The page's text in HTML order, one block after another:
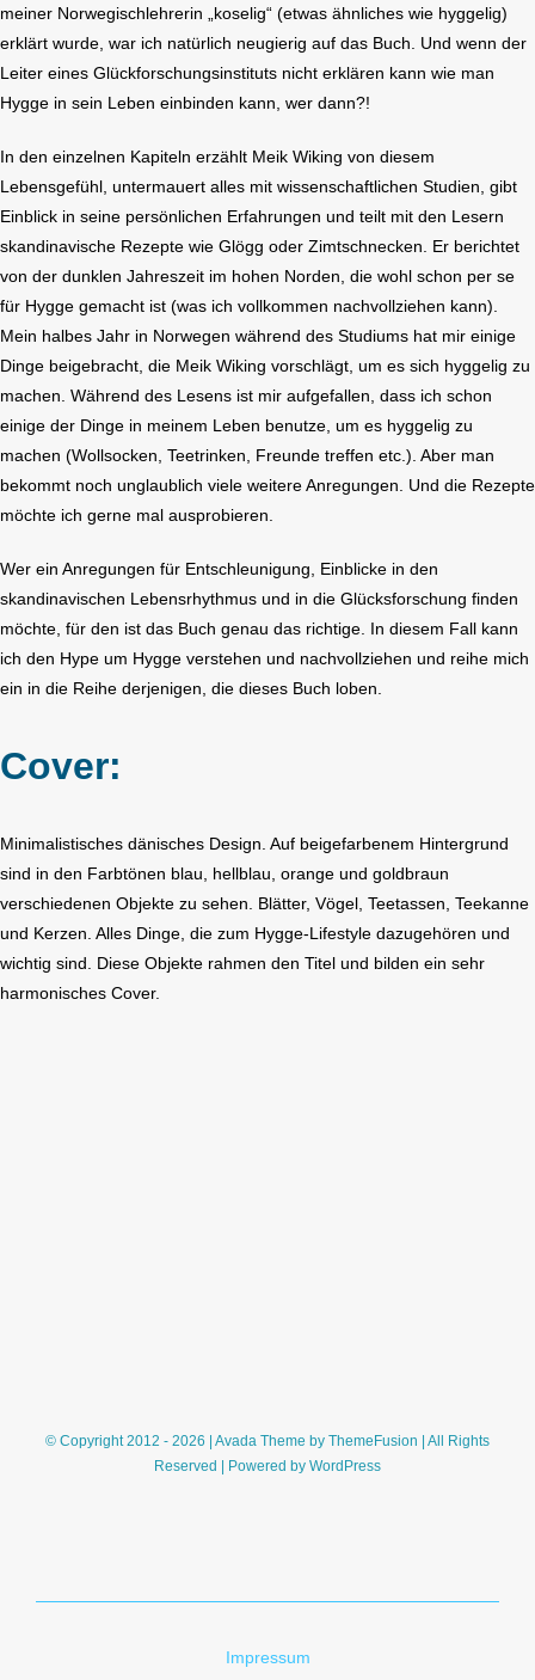
meiner Norwegischlehrerin „koselig“ (etwas ähnliches wie hyggelig)
erklärt wurde, war ich natürlich neugierig auf das Buch. Und wenn der
Leiter eines Glückforschungsinstituts nicht erklären kann wie man
Hygge in sein Leben einbinden kann, wer dann?!
In den einzelnen Kapiteln erzählt Meik Wiking von diesem
Lebensgefühl, untermauert alles mit wissenschaftlichen Studien, gibt
Einblick in seine persönlichen Erfahrungen und teilt mit den Lesern
skandinavische Rezepte wie Glögg oder Zimtschnecken. Er berichtet
von der dunklen Jahreszeit im hohen Norden, die wohl schon per se
für Hygge gemacht ist (was ich vollkommen nachvollziehen kann).
Mein halbes Jahr in Norwegen während des Studiums hat mir einige
Dinge beigebracht, die Meik Wiking vorschlägt, um es sich hyggelig zu
machen. Während des Lesens ist mir aufgefallen, dass ich schon
einige der Dinge in meinem Leben benutze, um es hyggelig zu
machen (Wollsocken, Teetrinken, Freunde treffen etc.). Aber man
bekommt noch unglaublich viele weitere Anregungen. Und die Rezepte
möchte ich gerne mal ausprobieren.
Wer ein Anregungen für Entschleunigung, Einblicke in den
skandinavischen Lebensrhythmus und in die Glücksforschung finden
möchte, für den ist das Buch genau das richtige. In diesem Fall kann
ich den Hype um Hygge verstehen und nachvollziehen und reihe mich
ein in die Reihe derjenigen, die dieses Buch loben.
Cover:
Minimalistisches dänisches Design. Auf beigefarbenem Hintergrund
sind in den Farbtönen blau, hellblau, orange und goldbraun
verschiedenen Objekte zu sehen. Blätter, Vögel, Teetassen, Teekanne
und Kerzen. Alles Dinge, die zum Hygge-Lifestyle dazugehören und
wichtig sind. Diese Objekte rahmen den Titel und bilden ein sehr
harmonisches Cover.
© Copyright 2012 - 2026 | Avada Theme by ThemeFusion | All Rights
Reserved | Powered by WordPress
Impressum